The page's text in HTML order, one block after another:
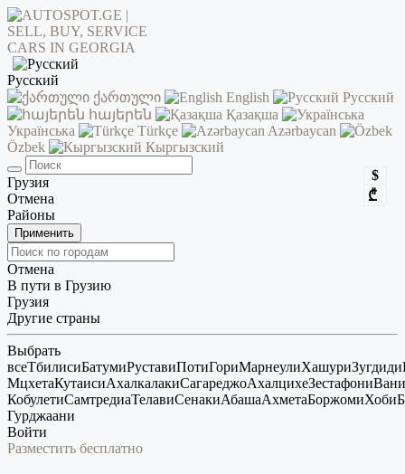
Русский
ქართული
English
Русский
հայերեն
Қазақша
Українська
Türkçe
Azərbaycan
Özbek
Кыргызский
$
₾
Грузия
Отмена
Районы
Применить
Отмена
В пути в Грузию
Грузия
Другие страны
Выбрать
всеТбилисиБатумиРуставиПотиГориМарнеулиХашуриЗугдиди
МцхетаКутаисиАхалкалакиСагареджоАхалцихеЗестафониВани
КобулетиСамтредиаТелавиСенакиАбашаАхметаБоржомиХоби
Гурджаани
Войти
Разместить бесплатно